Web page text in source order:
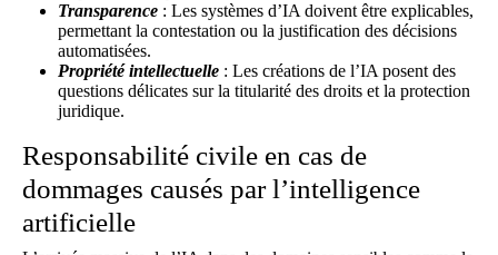
Transparence : Les systèmes d’IA doivent être explicables,
permettant la contestation ou la justification des décisions
automatisées.
Propriété intellectuelle : Les créations de l’IA posent des
questions délicates sur la titularité des droits et la protection
juridique.
Responsabilité civile en cas de
dommages causés par l’intelligence
artificielle